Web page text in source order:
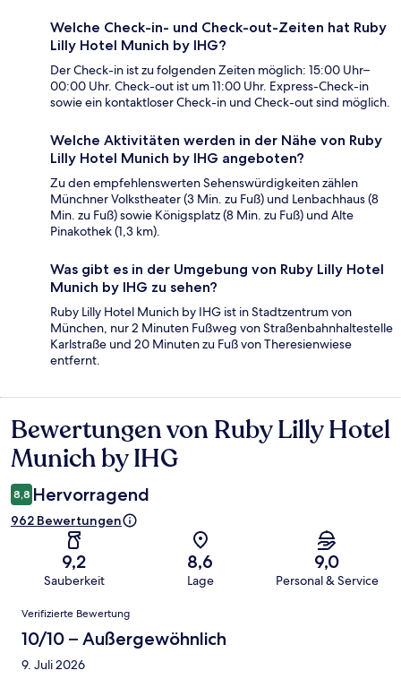
Welche Check-in- und Check-out-Zeiten hat Ruby
Lilly Hotel Munich by IHG?
Der Check-in ist zu folgenden Zeiten möglich: 15:00 Uhr–
00:00 Uhr. Check-out ist um 11:00 Uhr. Express-Check-in
sowie ein kontaktloser Check-in und Check-out sind möglich.
Welche Aktivitäten werden in der Nähe von Ruby
Lilly Hotel Munich by IHG angeboten?
Zu den empfehlenswerten Sehenswürdigkeiten zählen
Münchner Volkstheater (3 Min. zu Fuß) und Lenbachhaus (8
Min. zu Fuß) sowie Königsplatz (8 Min. zu Fuß) und Alte
Pinakothek (1,3 km).
Was gibt es in der Umgebung von Ruby Lilly Hotel
Munich by IHG zu sehen?
Ruby Lilly Hotel Munich by IHG ist in Stadtzentrum von
München, nur 2 Minuten Fußweg von Straßenbahnhaltestelle
Karlstraße und 20 Minuten zu Fuß von Theresienwiese
entfernt.
Bewertungen
Bewertungen von Ruby Lilly Hotel
Munich by IHG
8,8 Hervorragend
962 Bewertungen
9,2
Sauberkeit
8,6
Lage
9,0
Personal & Service
Bewertungen
Verifizierte Bewertung
10/10 – Außergewöhnlich
9. Juli 2026